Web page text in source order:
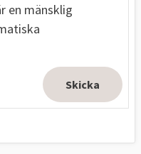
en mänsklig